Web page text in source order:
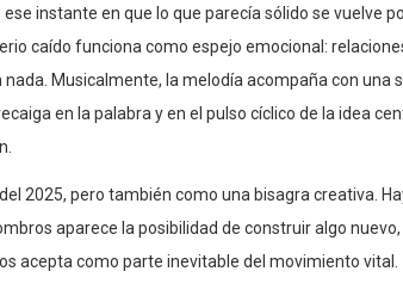
instante en que lo que parecía sólido se vuelve
caído funciona como espejo emocional:
Musicalmente, la melodía acompaña con una
en la palabra y en el pulso cíclico de la idea
2025, pero también como una bisagra creativa.
aparece la posibilidad de construir algo nuevo,
acepta como parte inevitable del movimiento vital.